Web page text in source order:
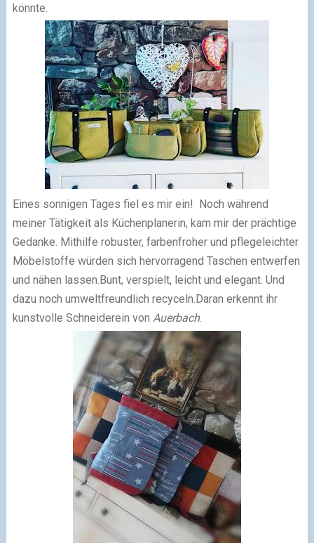
könnte.
Eines sonnigen Tages fiel es mir ein!
Noch während
meiner Tätigkeit als Küchenplanerin, kam mir der prächtige
Gedanke. Mithilfe robuster, farbenfroher und pflegeleichter
Möbelstoffe würden sich hervorragend Taschen entwerfen
und nähen lassen.Bunt, verspielt, leicht und elegant. Und
dazu noch umweltfreundlich recyceln.Daran erkennt ihr
kunstvolle Schneiderein von Auerbach.